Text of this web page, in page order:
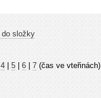
do složky
4| 5| 6| 7(čas ve vteřinách)